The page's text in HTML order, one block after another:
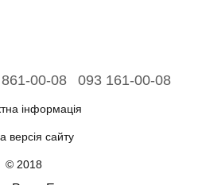
00-08 093 161-00-08
інформація
версія сайту
© 2018